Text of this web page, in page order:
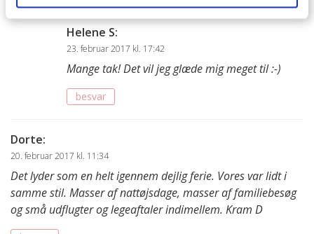
besvar
Helene S:
23. februar 2017 kl. 17:42
Mange tak! Det vil jeg glæde mig meget til :-)
besvar
Dorte:
20. februar 2017 kl. 11:34
Det lyder som en helt igennem dejlig ferie. Vores var lidt i
samme stil. Masser af nattøjsdage, masser af familiebesøg
og små udflugter og legeaftaler indimellem. Kram D